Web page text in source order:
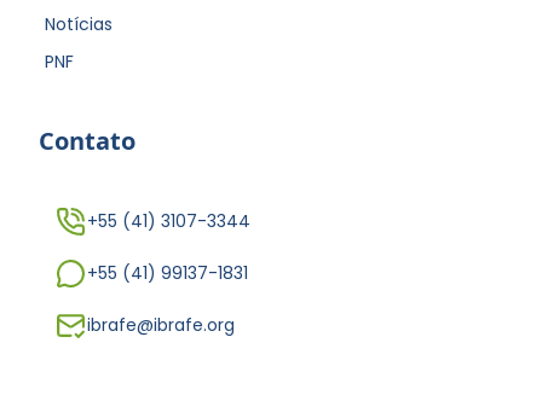
Notícias
PNF
Contato
+55 (41) 3107-3344
+55 (41) 99137-1831
ibrafe@ibrafe.org